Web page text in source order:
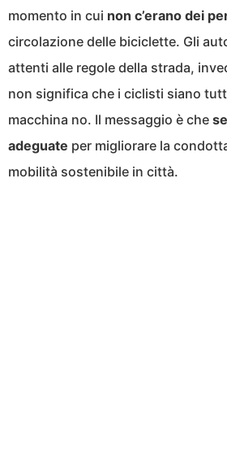
momento in cui non c’erano dei
circolazione delle biciclette. Gli
attenti alle regole della strada,
non significa che i ciclisti siano
macchina no. Il messaggio è che
adeguate per migliorare la
mobilità sostenibile in città.